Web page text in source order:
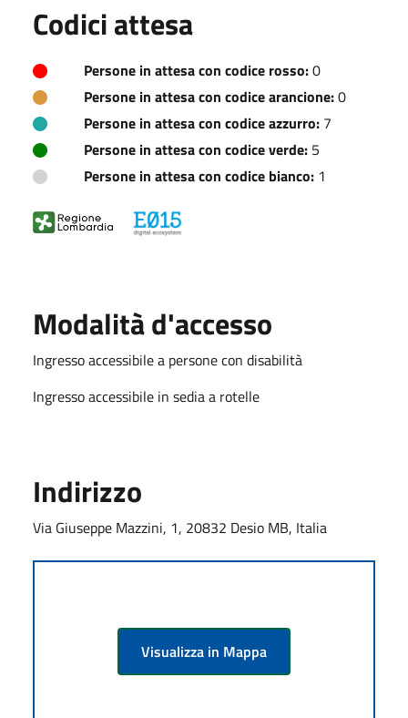
Codici attesa
Persone in attesa con codice rosso:0
Persone in attesa con codice arancione:0
Persone in attesa con codice azzurro: 7
Persone in attesa con codice verde: 5
Persone in attesa con codice bianco: 1
Modalità d'accesso
Ingresso accessibile a persone con disabilità
Ingresso accessibile in sedia a rotelle
Indirizzo
Via Giuseppe Mazzini, 1, 20832 Desio MB, Italia
Visualizza in Mappa